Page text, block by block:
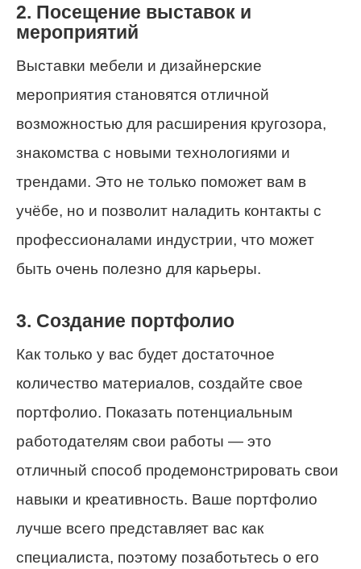
2. Посещение выставок и
мероприятий
Выставки мебели и дизайнерские
мероприятия становятся отличной
возможностью для расширения кругозора,
знакомства с новыми технологиями и
трендами. Это не только поможет вам в
учёбе, но и позволит наладить контакты с
профессионалами индустрии, что может
быть очень полезно для карьеры.
3. Создание портфолио
Как только у вас будет достаточное
количество материалов, создайте свое
портфолио. Показать потенциальным
работодателям свои работы — это
отличный способ продемонстрировать свои
навыки и креативность. Ваше портфолио
лучше всего представляет вас как
специалиста, поэтому позаботьтесь о его